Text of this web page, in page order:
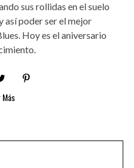
sus rollidas en el suelo
así poder ser el mejor
Hoy es el aniversario
Más